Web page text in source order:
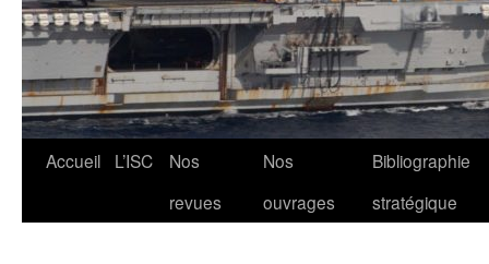
Aller
Accueil L’ISC
Nos
revues
Nos
ouvrages
Bibliographie
stratégique